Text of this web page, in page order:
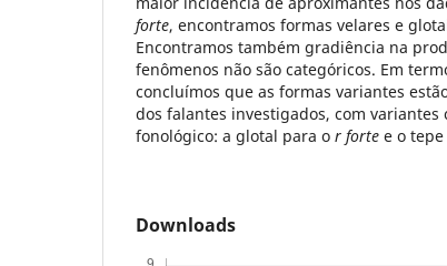
forte, encontramos formas velares e
Encontramos também gradiência na
fenômenos não são categóricos. Em
concluímos que as formas variantes
dos falantes investigados, com
fonológico: a glotal para o r forte e o
Downloads